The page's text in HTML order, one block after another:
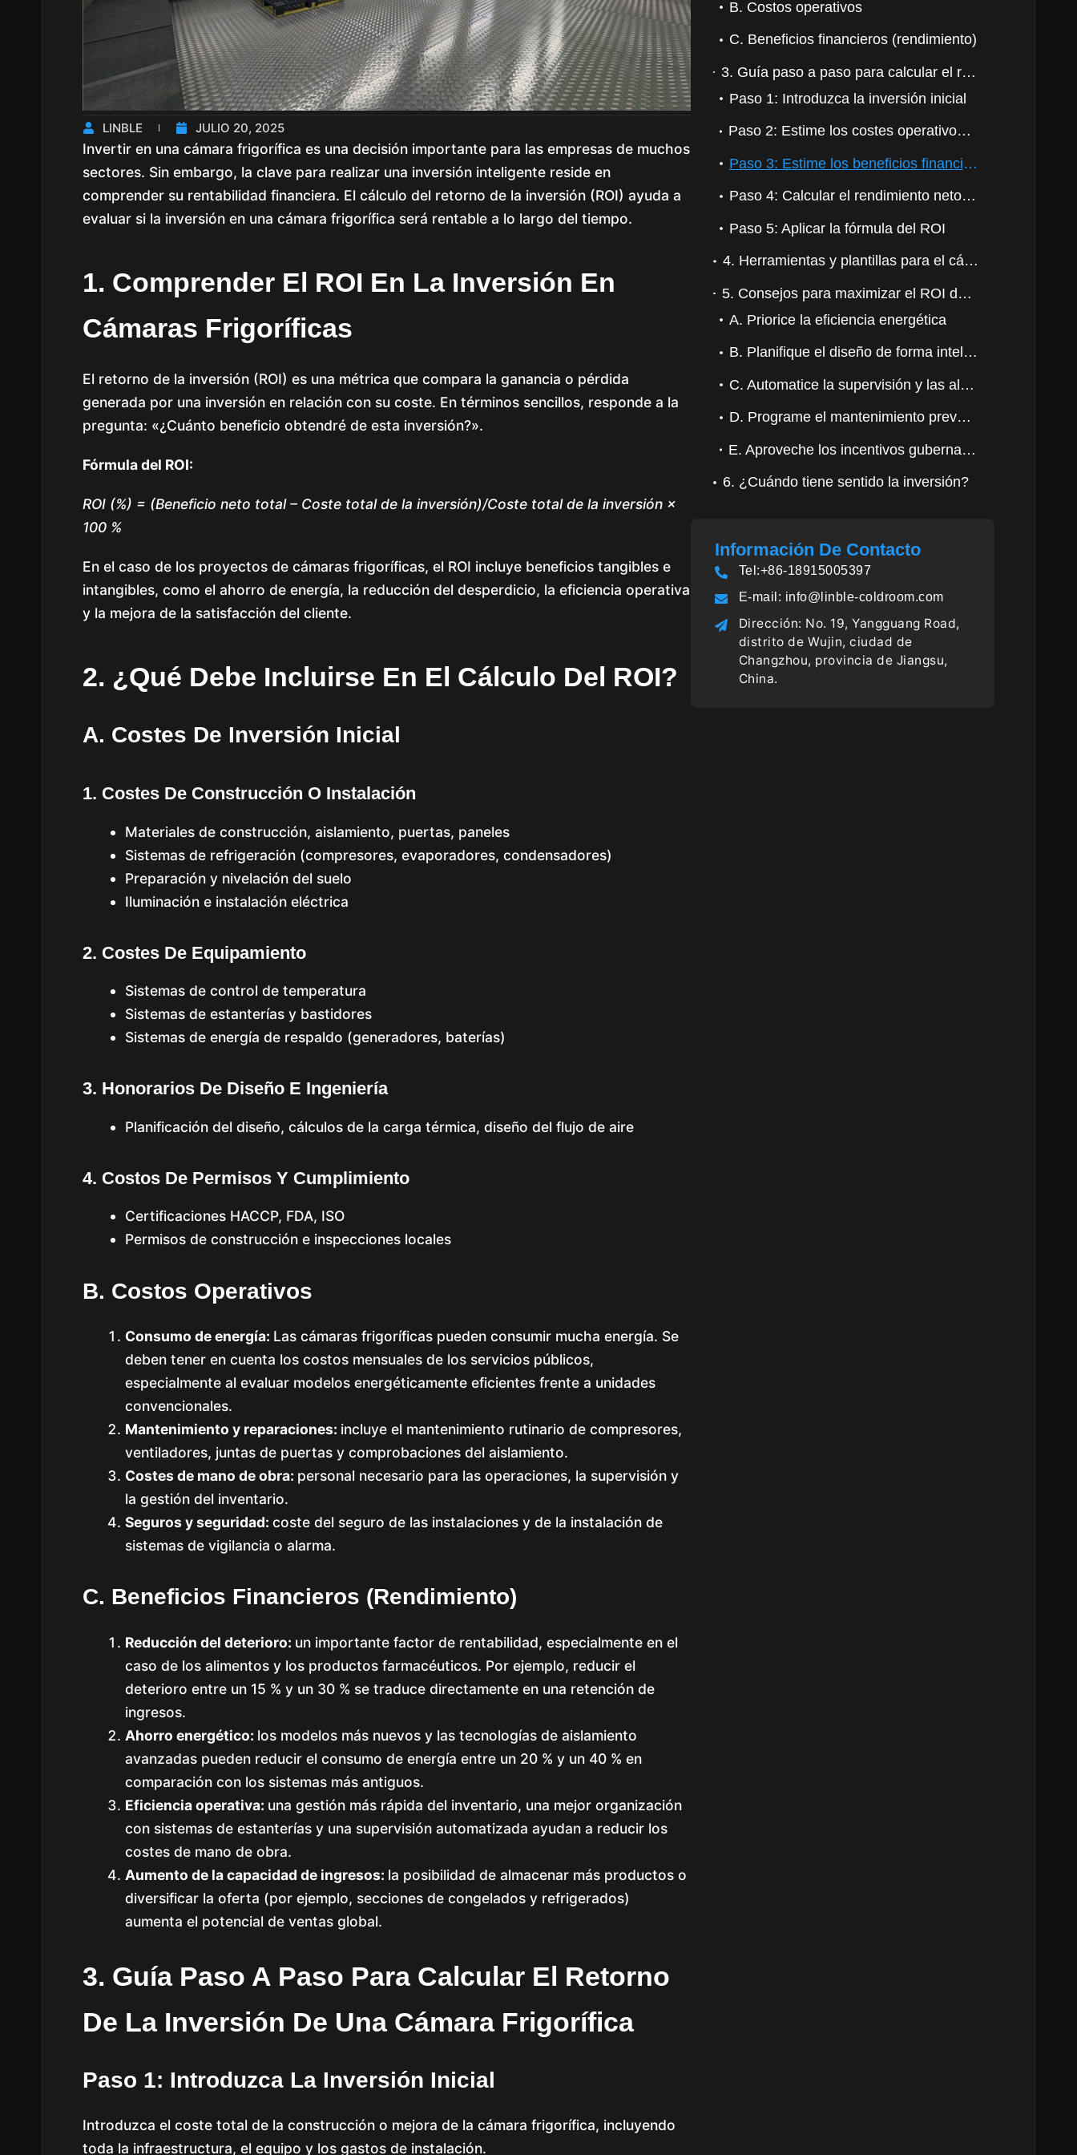
LINBLE JULIO 20, 2025
Invertir en una cámara frigorífica es una decisión importante para las empresas de muchos
sectores. Sin embargo, la clave para realizar una inversión inteligente reside en
comprender su rentabilidad financiera. El cálculo del retorno de la inversión (ROI) ayuda a
evaluar si la inversión en una cámara frigorífica será rentable a lo largo del tiempo.
1. Comprender El ROI En La Inversión En
Cámaras Frigoríficas
El retorno de la inversión (ROI) es una métrica que compara la ganancia o pérdida
generada por una inversión en relación con su coste. En términos sencillos, responde a la
pregunta: «¿Cuánto beneficio obtendré de esta inversión?».
Fórmula del ROI:
ROI (%) = (Beneficio neto total – Coste total de la inversión)/Coste total de la inversión ×
100 %
En el caso de los proyectos de cámaras frigoríficas, el ROI incluye beneficios tangibles e
intangibles, como el ahorro de energía, la reducción del desperdicio, la eficiencia operativa
y la mejora de la satisfacción del cliente.
2. ¿Qué Debe Incluirse En El Cálculo Del ROI?
A. Costes De Inversión Inicial
1. Costes De Construcción O Instalación
Materiales de construcción, aislamiento, puertas, paneles
Sistemas de refrigeración (compresores, evaporadores, condensadores)
Preparación y nivelación del suelo
Iluminación e instalación eléctrica
2. Costes De Equipamiento
Sistemas de control de temperatura
Sistemas de estanterías y bastidores
Sistemas de energía de respaldo (generadores, baterías)
3. Honorarios De Diseño E Ingeniería
Planificación del diseño, cálculos de la carga térmica, diseño del flujo de aire
4. Costos De Permisos Y Cumplimiento
Certificaciones HACCP, FDA, ISO
Permisos de construcción e inspecciones locales
B. Costos Operativos
Consumo de energía: Las cámaras frigoríficas pueden consumir mucha energía. Se
deben tener en cuenta los costos mensuales de los servicios públicos,
especialmente al evaluar modelos energéticamente eficientes frente a unidades
convencionales.
Mantenimiento y reparaciones: incluye el mantenimiento rutinario de compresores,
ventiladores, juntas de puertas y comprobaciones del aislamiento.
Costes de mano de obra: personal necesario para las operaciones, la supervisión y
la gestión del inventario.
Seguros y seguridad: coste del seguro de las instalaciones y de la instalación de
sistemas de vigilancia o alarma.
C. Beneficios Financieros (rendimiento)
Reducción del deterioro: un importante factor de rentabilidad, especialmente en el
caso de los alimentos y los productos farmacéuticos. Por ejemplo, reducir el
deterioro entre un 15 % y un 30 % se traduce directamente en una retención de
ingresos.
Ahorro energético: los modelos más nuevos y las tecnologías de aislamiento
avanzadas pueden reducir el consumo de energía entre un 20 % y un 40 % en
comparación con los sistemas más antiguos.
Eficiencia operativa: una gestión más rápida del inventario, una mejor organización
con sistemas de estanterías y una supervisión automatizada ayudan a reducir los
costes de mano de obra.
Aumento de la capacidad de ingresos: la posibilidad de almacenar más productos o
diversificar la oferta (por ejemplo, secciones de congelados y refrigerados)
aumenta el potencial de ventas global.
3. Guía Paso A Paso Para Calcular El Retorno
De La Inversión De Una Cámara Frigorífica
Paso 1: Introduzca La Inversión Inicial
Introduzca el coste total de la construcción o mejora de la cámara frigorífica, incluyendo
toda la infraestructura, el equipo y los gastos de instalación.
B. Costos operativos
C. Beneficios financieros (rendimiento)
3. Guía paso a paso para calcular el retorno de la inversión de una cámara frigorífica
Paso 1: Introduzca la inversión inicial
Paso 2: Estime los costes operativos anuales
Paso 3: Estime los beneficios financieros
Paso 4: Calcular el rendimiento neto anual
Paso 5: Aplicar la fórmula del ROI
4. Herramientas y plantillas para el cálculo del ROI
5. Consejos para maximizar el ROI de la inversión en cámaras frigoríficas
A. Priorice la eficiencia energética
B. Planifique el diseño de forma inteligente
C. Automatice la supervisión y las alertas
D. Programe el mantenimiento preventivo
E. Aproveche los incentivos gubernamentales
6. ¿Cuándo tiene sentido la inversión?
Información De Contacto
Tel:+86-18915005397
E-mail: info@linble-coldroom.com
Dirección: No. 19, Yangguang Road,
distrito de Wujin, ciudad de
Changzhou, provincia de Jiangsu,
China.